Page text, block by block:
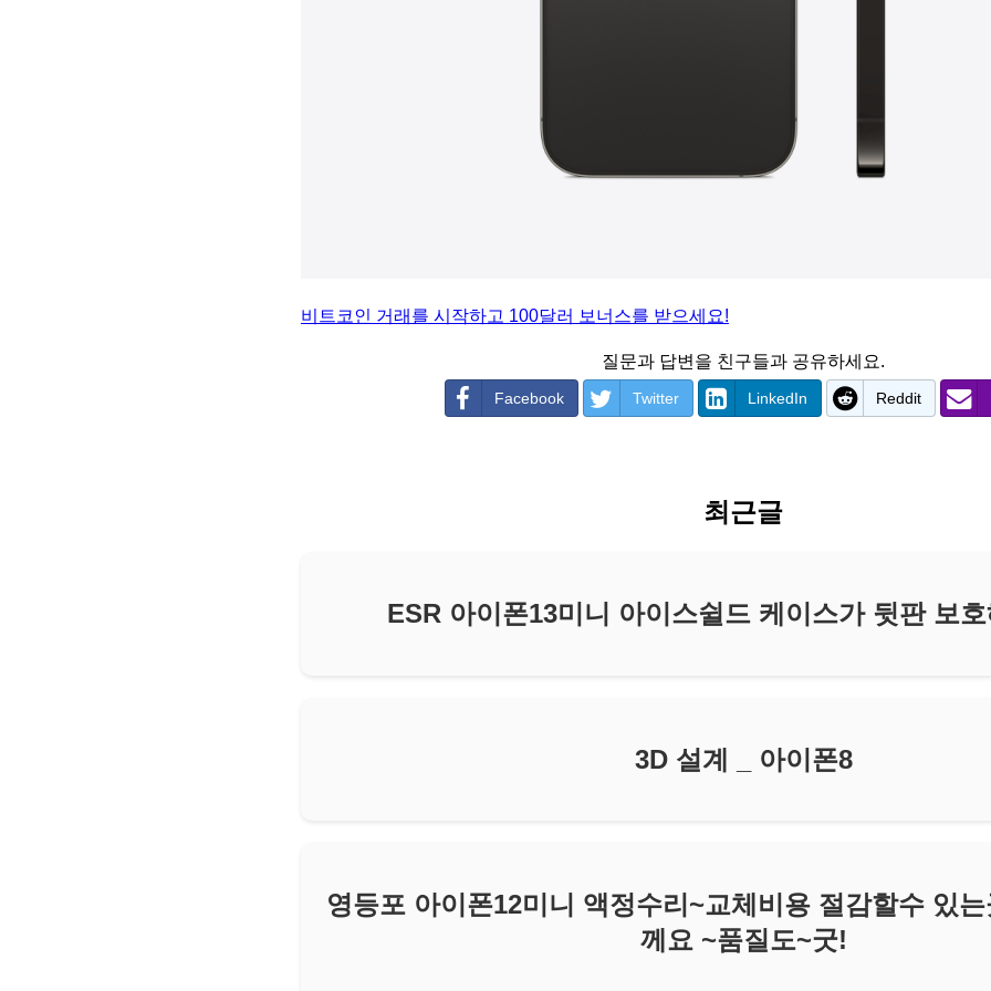
비트코인 거래를 시작하고 100달러 보너스를 받으세요!
질문과 답변을 친구들과 공유하세요.
Facebook Twitter LinkedIn Reddit
최근글
ESR 아이폰13미니 아이스쉴드 케이스가 뒷판 보
3D 설계 _ 아이폰8
영등포 아이폰12미니 액정수리~교체비용 절감할수 있는
께요 ~품질도~굿!